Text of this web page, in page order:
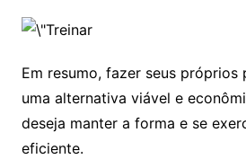
Em resumo, fazer seus próprios
uma alternativa viável e
deseja manter a forma e se
eficiente.